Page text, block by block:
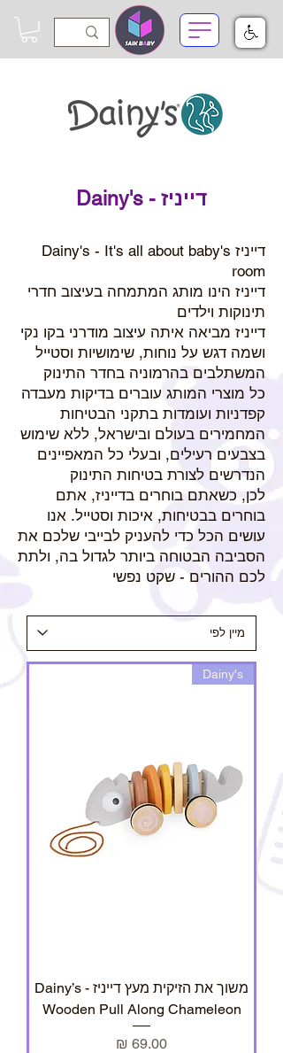
​דייניז - Dainy's
דייניז Dainy's - It's all about baby's
room
דייניז הינו מותג המתמחה בעיצוב חדרי
תינוקות וילדים
דייניז מביאה איתה עיצוב מודרני בקו נקי
ושמה דגש על נוחות, שימושיות וסטייל
המשתלבים בהרמוניה בחדר התינוק
כל מוצרי המותג עוברים בדיקות מעבדה
קפדניות ועומדות בתקני הבטיחות
המחמירים בעולם ובישראל, ללא שימוש
בצבעים רעילים, ובעלי כל המאפיינים
הנדרשים לצורת בטיחות התינוק
לכן, כשאתם בוחרים בדייניז, אתם
בוחרים בבטיחות, איכות וסטייל. אנו
עושים הכל כדי להעניק לבייבי שלכם את
הסביבה הבטוחה ביותר לגדול בה, ולתת
לכם ההורים - שקט נפשי
Dainy's
משוך את הזיקית מעץ דייניז - Dainy’s
Wooden Pull Along Chameleon
מחיר